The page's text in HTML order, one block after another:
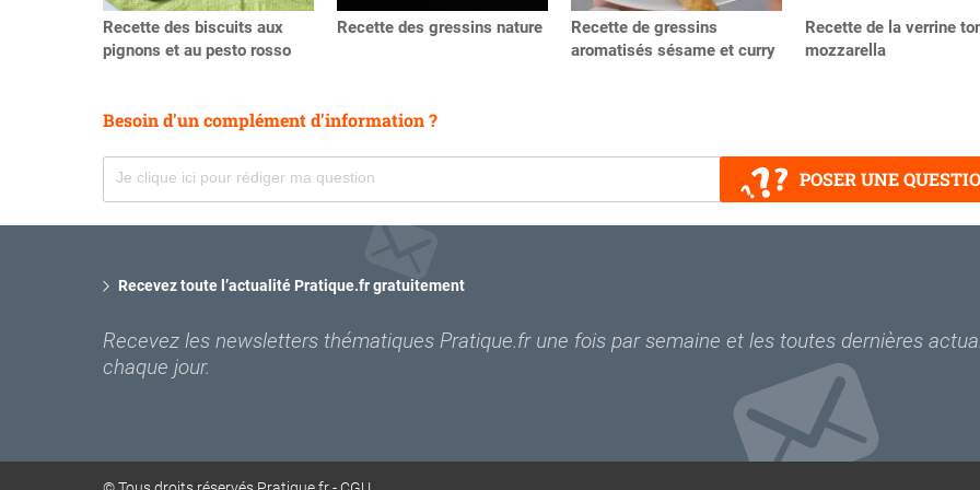
Recette des biscuits aux
pignons et au pesto rosso
Recette des gressins nature
Recette de gressins
aromatisés sésame et curry
Recette de la verrine
mozzarella
Besoin d'un complément d'information ?
POSER UNE
Recevez toute l’actualité Pratique.fr gratuitement
Recevez les newsletters thématiques Pratique.fr une fois par semaine et les toutes dernières
chaque jour.